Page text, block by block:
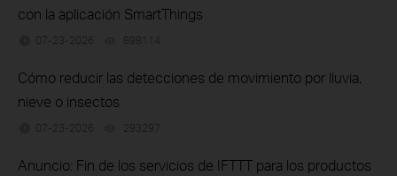
con la aplicación SmartThings
07-23-2026 898114
Cómo reducir las detecciones de movimiento por lluvia,
nieve o insectos
07-23-2026 293297
Anuncio: Fin de los servicios de IFTTT para los productos